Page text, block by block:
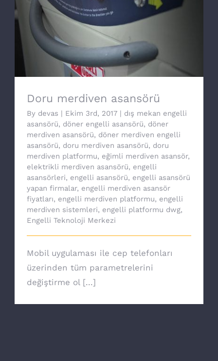
Doru merdiven asansörü
Doru merdiven asansörü
By devas | Ekim 3rd, 2017 | dış mekan engelli
asansörü, döner engelli asansörü, döner
merdiven asansörü, döner merdiven engelli
asansörü, doru merdiven asansörü, doru
merdiven platformu, eğimli merdiven asansör,
elektrikli merdiven asansörü, engelli
asansörleri, engelli asansörü, engelli asansörü
yapan firmalar, engelli merdiven asansör
fiyatları, engelli merdiven platformu, engelli
merdiven sistemleri, engelli platformu dwg,
Engelli Teknoloji Merkezi
Mobil uygulaması ile cep telefonları
üzerinden tüm parametrelerini
değiştirme ol [...]